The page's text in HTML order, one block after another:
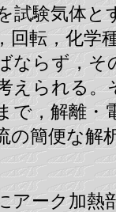
試験気体と
回転，化学
ならず，そ
えられる。
で，解離・
の簡便な解
アーク加熱